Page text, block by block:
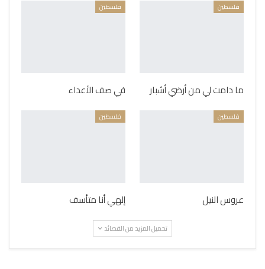
فلسطين
ما دامت لي من أرضي أشبار
فلسطين
في صف الأعداء
فلسطين
عروس النيل
فلسطين
إلهي أنا متأسف
تحميل المزيد من القصائد